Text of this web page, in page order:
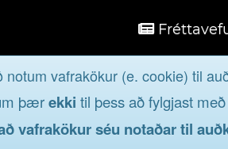
notum vafrakökur (e. cookie) til
þærekki til þess að fylgjast
vafrakökur séu notaðar til
taktu þátt í lýðræðinu...
þínu, þá má einnig nota